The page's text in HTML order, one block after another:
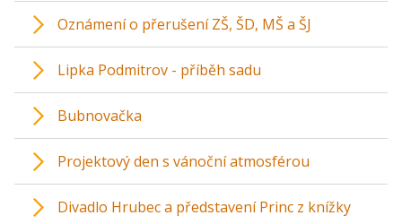
Oznámení o přerušení ZŠ, ŠD, MŠ a ŠJ
Lipka Podmitrov - příběh sadu
Bubnovačka
Projektový den s vánoční atmosférou
Divadlo Hrubec a představení Princ z knížky